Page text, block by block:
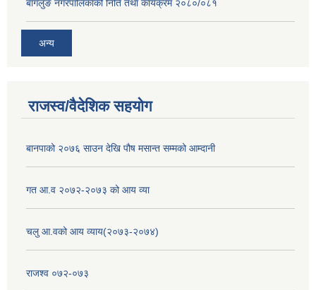
बागलुङ नगरपालिकाको निति तथा कार्यक्रम २०८०/०८१
अन्य
राजस्व/वैदेशिक सहयोग
बानपाको २०७६ साउन देखि पौष मसान्त सम्मको आम्दानी
गत आ.व २०७२-२०७३ को आय व्या
चलु आ.वको आय व्याय(२०७३-२०७४)
राजश्व ०७२-०७३